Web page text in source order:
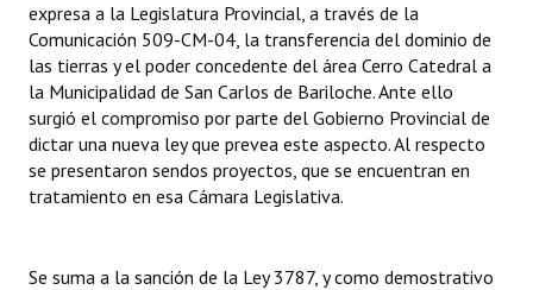
expresa a la Legislatura Provincial, a través de la
Comunicación 509-CM-04, la transferencia del dominio de
las tierras y el poder concedente del área Cerro Catedral a
la Municipalidad de San Carlos de Bariloche. Ante ello
surgió el compromiso por parte del Gobierno Provincial de
dictar una nueva ley que prevea este aspecto. Al respecto
se presentaron sendos proyectos, que se encuentran en
tratamiento en esa Cámara Legislativa.
Se suma a la sanción de la Ley 3787, y como demostrativo